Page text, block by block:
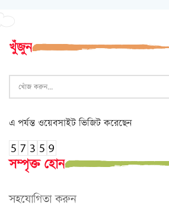
খুঁজুন
এ পর্যন্ত ওয়েবসাইট ভিজিট করেছেন
সম্পৃক্ত হোন
সহযোগিতা করুন